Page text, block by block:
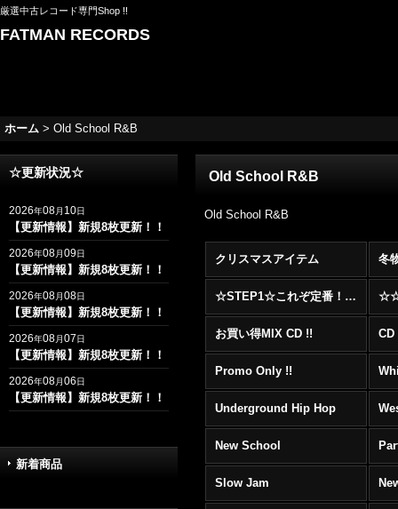
厳選中古レコード専門Shop !!
FATMAN RECORDS
ホーム > Old School R&B
☆更新状況☆
2026年08月 10日
【更新情報】新規8枚更新！！
2026年08月09日
【更新情報】新規8枚更新！！
2026年08月08日
【更新情報】新規8枚更新！！
2026年08月07日
【更新情報】新規8枚更新！！
2026年08月06日
【更新情報】新規8枚更新！！
新着商品
Old School R&B
Old School R&B
クリスマスアイテム 冬
☆STEP1☆これぞ定番！！まずはここから！2000年代R&BフロアヒットBest 100 !!!
お買い得MIX CD !!
Promo Only !!
Underground Hip Hop
New School
Slow Jam